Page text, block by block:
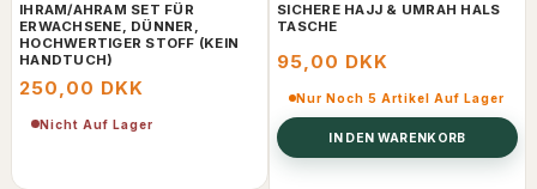
IHRAM/AHRAM SET FÜR
ERWACHSENE, DÜNNER,
HOCHWERTIGER STOFF (KEIN
HANDTUCH)
250,00 DKK
Nicht Auf Lager
SICHERE HAJJ & UMRAH HALS
TASCHE
95,00 DKK
Nur Noch 5 Artikel Auf Lager
IN DEN WARENKORB